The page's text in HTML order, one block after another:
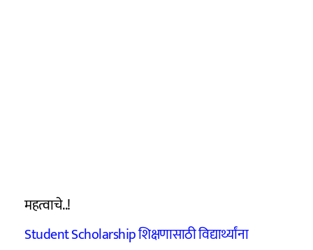
महत्वाचे..!
Student Scholarship शिक्षणासाठी विद्यार्थ्यांना